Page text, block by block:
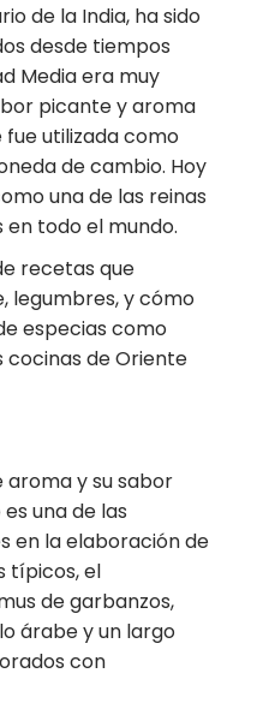
de la India, ha sido
desde tiempos
Media era muy
picante y aroma
utilizada como
de cambio. Hoy
una de las reinas
en todo el mundo.
recetas que
legumbres, y cómo
especias como
cocinas de Oriente
y su sabor
una de las
en la elaboración de
típicos, el
de garbanzos,
árabe y un largo
con